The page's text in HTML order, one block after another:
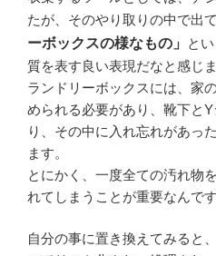
たが、そのやり取りの中で出
ーボックスの様なもの」
と
質を表す良い表現だなと感じま
ランドリーボックスには、家
められる必要があり、靴下と
り、その中に入れ忘れがあっ
ます。
とにかく、一度全ての汚れ物
れてしまうことが重要なんです
自分の事に置き換えてみると